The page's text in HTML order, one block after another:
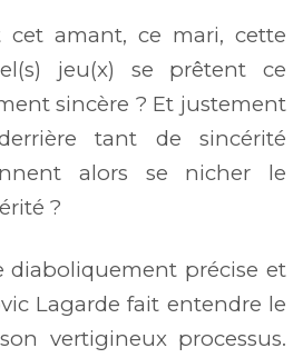
cet amant, ce mari, cette
jeu(x) se prêtent ce
sincère ? Et justement
tant de sincérité
alors se nicher le
?
diaboliquement précise et
Lagarde fait entendre le
vertigineux processus.